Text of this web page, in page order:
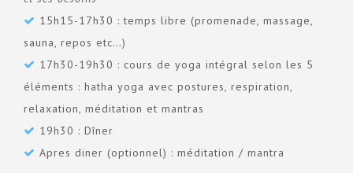
15h15-17h30 : temps libre (promenade, massage,
sauna, repos etc…)
17h30-19h30 : cours de yoga intégral selon les 5
éléments : hatha yoga avec postures, respiration,
relaxation, méditation et mantras
19h30 : Dîner
Apres diner (optionnel) : méditation / mantra